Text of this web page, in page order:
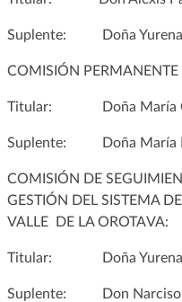
Suplente: Doña Yurena
COMISIÓN
Titular: Doña María
Suplente: Doña María
COMISIÓN DE
GESTIÓN DEL SISTEMA
VALLE DE LA OROTAVA:
Titular: Doña Yurena
Suplente: Don Narciso